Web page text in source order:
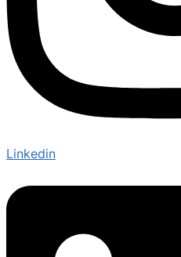
Linkedin